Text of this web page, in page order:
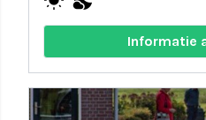
Informatie